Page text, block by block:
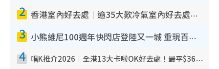
2 香港室內好去處｜逾35大歎冷氣室內好去處推介 室內活動免費避雨無懼落雨
3 小熊維尼100週年快閃店登陸又一城 重現百畝森林經典場景／獨家限定盲盒登場／專屬DIY香水
4 唱K推介2026︱全港13大卡啦OK好去處！最平$36起 日文K都有！(附地址+收費詳情)